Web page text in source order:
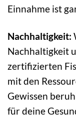
Einnahme ist
Nachhaltigkeit:
Nachhaltigkeit
zertifizierten
mit den
Gewissen
für deine